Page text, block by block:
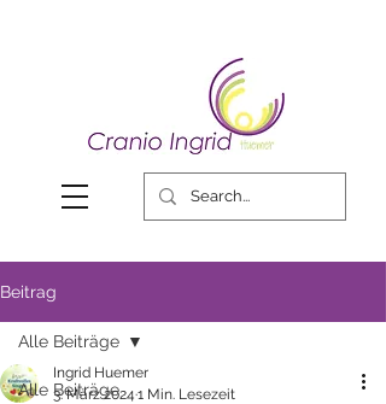
Beitrag
Alle Beiträge
Alle Beiträge
Ingrid Huemer
3. März 2024 1 Min. Lesezeit